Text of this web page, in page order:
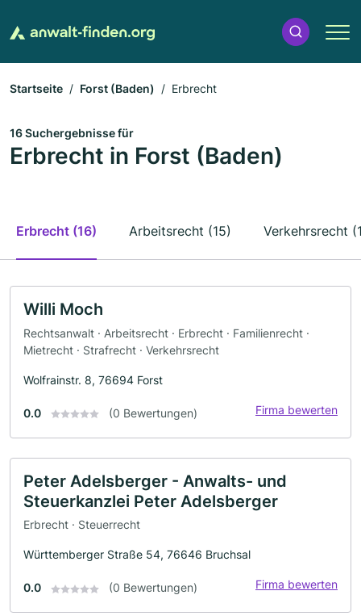
Startseite Forst (Baden) Erbrecht
16 Suchergebnisse für
Erbrecht in Forst (Baden)
Erbrecht (16) Arbeitsrecht (15) Verkehrsrecht
Willi Moch
Rechtsanwalt · Arbeitsrecht · Erbrecht · Familienrecht ·
Mietrecht · Strafrecht · Verkehrsrecht
Wolfrainstr. 8, 76694 Forst
0.0 (0 Bewertungen) Firma bewerten
Peter Adelsberger - Anwalts- und
Steuerkanzlei Peter Adelsberger
Erbrecht · Steuerrecht
Württemberger Straße 54, 76646 Bruchsal
0.0 (0 Bewertungen) Firma bewerten